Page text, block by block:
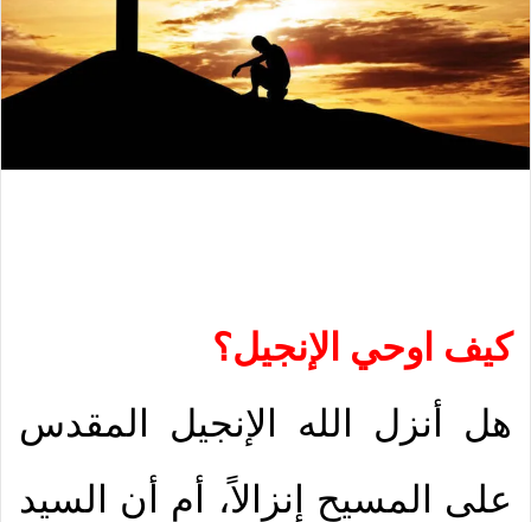
كيف اوحي الإنجيل؟
هل أنزل الله الإنجيل المقدس
على المسيح إنزالاً، أم أن السيد